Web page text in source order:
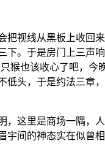
视线从黑板上收回
。于是房门上三声
猴也该收心了吧，今
头，于是约法三章
这里是商场一隅，
间的神态实在似曾